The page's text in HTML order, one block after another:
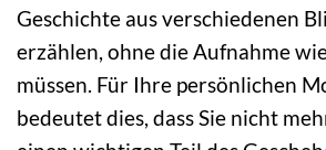
Geschichte aus verschiedenen
erzählen, ohne die Aufnahme
müssen. Für Ihre persönlichen
bedeutet dies, dass Sie nicht